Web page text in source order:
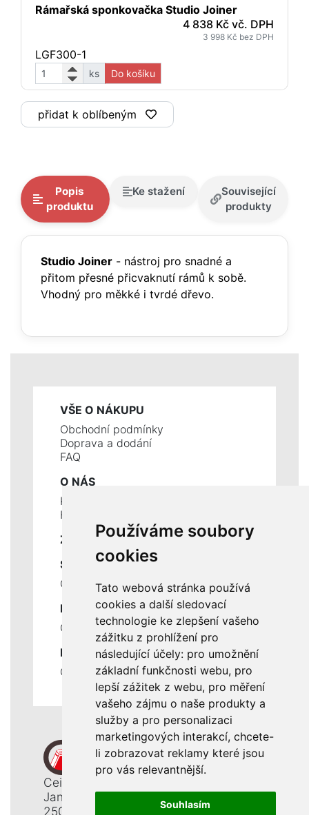
Používáme soubory
cookies
Tato webová stránka používá
cookies a další sledovací
technologie ke zlepšení vašeho
zážitku z prohlížení pro
následující účely: pro umožnění
základní funkčnosti webu, pro
lepší zážitek z webu, pro měření
vašeho zájmu o naše produkty a
služby a pro personalizaci
marketingových interakcí, chcete-
li zobrazovat reklamy které jsou
pro vás relevantnější.
Souhlasím
Rámařská sponkovačka Studio Joiner
4 838 Kč vč. DPH
3 998 Kč bez DPH
LGF300-1
ks Do košíku
přidat k oblíbeným
Popis
produktu
Ke stažení
Související
produkty
Studio Joiner - nástroj pro snadné a
přitom přesné přicvaknutí rámů k sobě.
Vhodný pro měkké i tvrdé dřevo.
VŠE O NÁKUPU
Obchodní podmínky
Doprava a dodání
FAQ
O NÁS
Kontakty
Historie a současnost
ZÁKLADNÍ ÚDAJE
SLUŽBY
Ceník servisních prací
DŮLEŽITÉ INFORMACE
Ochrana osobních údajů
RYCHLÉ ODKAZY
Odstoupení od smlouvy
Ceiba, s. r. o.
Jana Opletala 1265
250 01 Brandýs n. L. - St. Boleslav